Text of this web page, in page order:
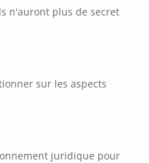
n'auront plus de secret
sur les aspects
juridique pour